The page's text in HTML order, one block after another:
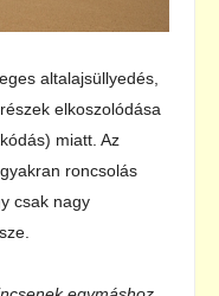
altalajsüllyedés,
elkoszolódása
miatt. Az
roncsolás
csak nagy